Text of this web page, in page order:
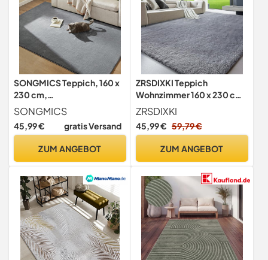
SONGMICS Teppich, 160 x
230 cm,
Wohnzimmerteppich,
Rutschfester Teppich,
Dekoration, für
Schlafzimmer,
modern, Taubengrau
TAR013G01
SONGMICS
45,99 € gratis Versand
ZUM ANGEBOT
ZRSDIXKI Teppich
Wohnzimmer 160 x 230 cm
in Hellgrau - Flauschiger
Hochflor Teppich, extra
weich, waschbar,
Schlafzimmer und
ZRSDIXKI
45,99 € 59,79 €
ZUM ANGEBOT